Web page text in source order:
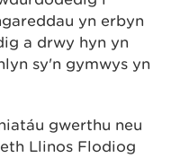
yn erbyn
a drwy hyn yn
sy'n gymwys yn
gwerthu neu
Llinos Flodiog